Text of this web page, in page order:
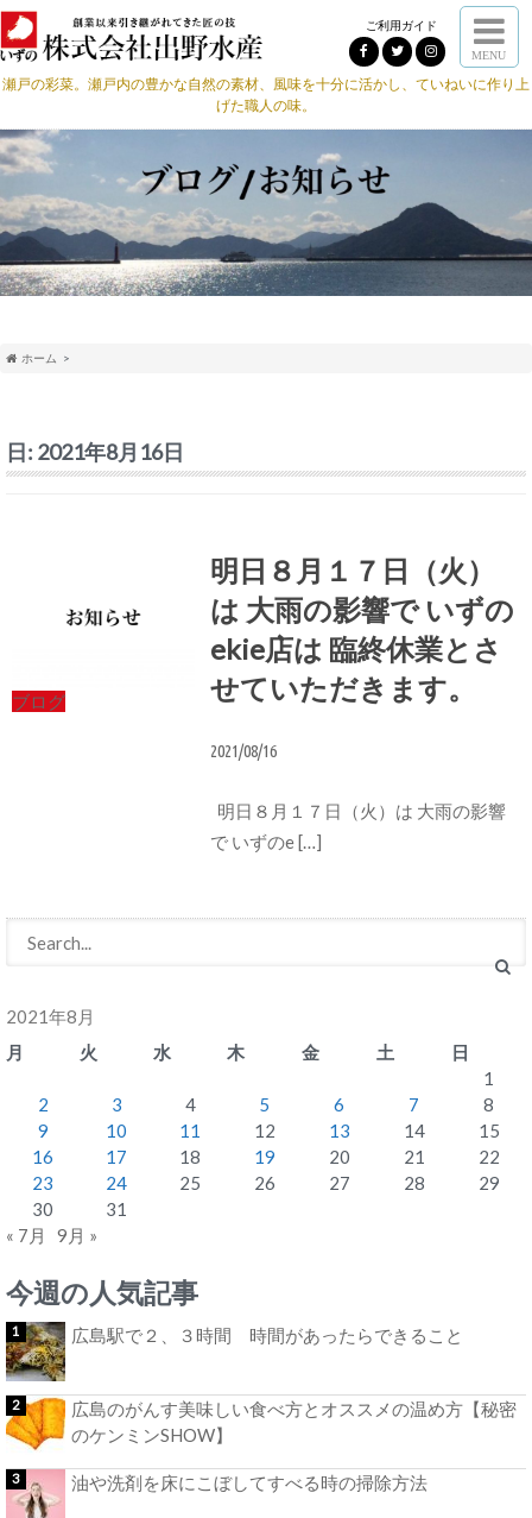
ご利用ガイド
MENU
瀬戸の彩菜。瀬戸内の豊かな自然の素材、風味を十分に活かし、ていねいに作り上
げた職人の味。
ホーム
日: 2021年8月16日
ブログ
明日８月１７日（火）
は 大雨の影響で いずの
ekie店は 臨終休業とさ
せていただきます。
2021/08/16
明日８月１７日（火）は 大雨の影響
で いずのe […]
2021年8月
月
火 水 木 金 土
日
1
2
3 4 5 6 7
8
9
10 11 12 13 14
15
16
17 18 19 20 21
22
23
24 25 26 27 28
29
30
31
« 7月
9月 »
今週の人気記事
広島駅で２、３時間 時間があったらできること
広島のがんす美味しい食べ方とオススメの温め方【秘密
のケンミンSHOW】
油や洗剤を床にこぼしてすべる時の掃除方法